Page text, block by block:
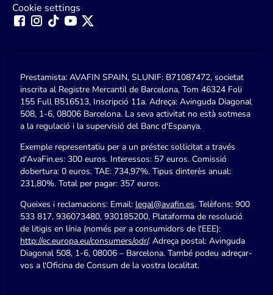
Cookie settings
Prestamista: AVAFIN SPAIN, SLUNIF: B71087472, societat
inscrita al Registre Mercantil de Barcelona, Tom 46324 Foli
155 Full B516513, Inscripció 11a. Adreça: Avinguda Diagonal
508, 1-6, 08006 Barcelona. La seva activitat no està sotmesa
a la regulació i la supervisió del Banc d'Espanya.
Exemple representatiu per a un préstec sol·licitat a través
d'AvaFin.es: 300 euros. Interessos: 57 euros. Comissió
dobertura: 0 euros. TAE: 734,97%. Tipus dinterès anual:
231,80%. Total per pagar: 357 euros.
Queixes i reclamacions: Email: legal@avafin.es. Telèfons: 900
533 817, 936073480, 930185200, Plataforma de resolució
de litigis en línia (només per a consumidors de l'EEE):
http://ec.europa.eu/consumers/odr/. Adreça postal: Avinguda
Diagonal 508, 1-6, 08006 – Barcelona. També podeu adreçar-
vos a l'Oficina de Consum de la vostra localitat.